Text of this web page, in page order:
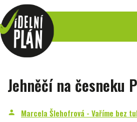
Jehněčí na česneku
person Marcela Šlehofrová - Vaříme bez